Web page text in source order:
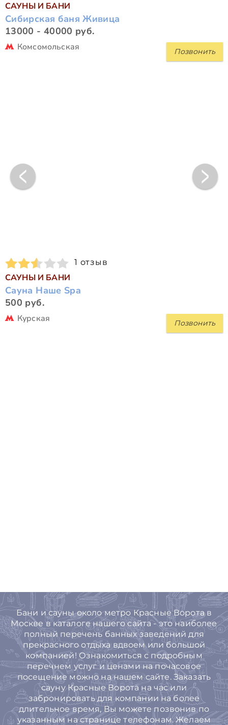
САУНЫ И БАНИ
Сибирская баня Живица
13000 - 40000 руб.
Позвонить
Комсомольская
1 отзыв
САУНЫ И БАНИ
Сауна Наше Spa
500 руб.
Позвонить
Курская
Бани и сауны около метро Красные Ворота в
Москве в каталоге нашего сайта - это наиболее
полный перечень банных заведений для
прекрасного отдыха вдвоем или большой
компанией! Ознакомиться с подробным
перечнем услуг и ценами на почасовое
посещение можно на нашем сайте. Заказать
сауну Красные Ворота на час или
забронировать для компании на более
длительное время, Вы можете позвонив по
указанным на странице телефонам. Желаем